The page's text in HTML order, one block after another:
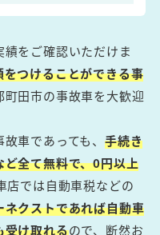
をご確認いただけま
つけることができる事
町田市の事故車を大歓迎
車であっても、手続き
全て無料で、0円以上
店では自動車税などの
ネクストであれば自動車
受け取れるので、断然お